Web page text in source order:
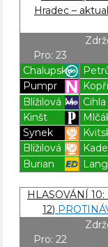
Hradec –
Pro: 23
Chalupský
Pumpr
Blížilová M. Cihla
Kinšt
Synek
Blížilová P.
Burian
HLASOVÁNÍ
12)
Pro: 22